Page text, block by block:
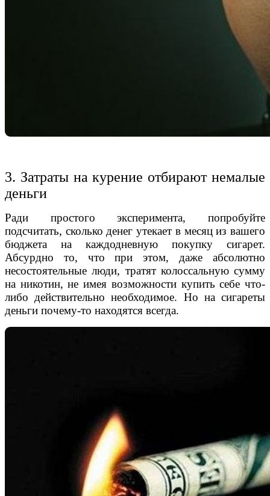
3. Затраты на курение отбирают немалые
деньги
Ради простого эксперимента, попробуйте
подсчитать, сколько денег утекает в месяц из вашего
бюджета на каждодневную покупку сигарет.
Абсурдно то, что при этом, даже абсолютно
несостоятельные люди, тратят колоссальную сумму
на никотин, не имея возможности купить себе что-
либо действительно необходимое. Но на сигареты
деньги почему-то находятся всегда.